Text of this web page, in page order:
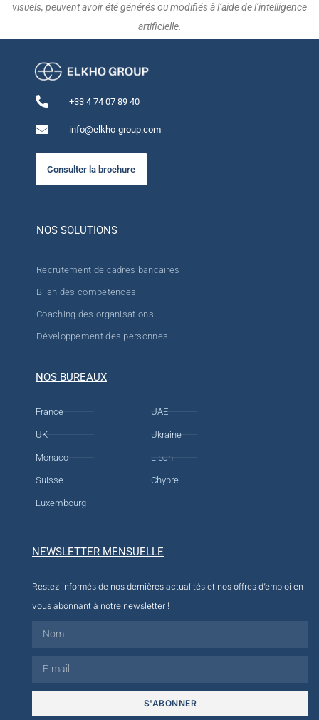
visuels, peuvent avoir été générés ou modifiés à l’aide de l’intelligence
artificielle.
+33 4 74 07 89 40
info@elkho-group.com
Consulter la brochure
NOS SOLUTIONS
Recrutement de cadres bancaires
Bilan des compétences
Coaching des organisations
Développement des personnes
NOS BUREAUX
France
UK
Monaco
Suisse
Luxembourg
UAE
Ukraine
Liban
Chypre
NEWSLETTER MENSUELLE
Restez informés de nos dernières actualités et nos offres d’emploi en
vous abonnant à notre newsletter !
S'ABONNER